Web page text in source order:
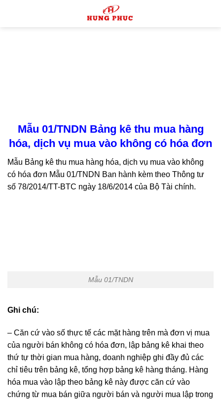
Mẫu 01/TNDN Bảng kê thu mua hàng
hóa, dịch vụ mua vào không có hóa đơn
Mẫu Bảng kê thu mua hàng hóa, dịch vụ mua vào không
có hóa đơn Mẫu 01/TNDN Ban hành kèm theo Thông tư
số 78/2014/TT-BTC ngày 18/6/2014 của Bộ Tài chính.
Mẫu 01/TNDN
Ghi chú:
– Căn cứ vào số thực tế các mặt hàng trên mà đơn vị mua
của người bán không có hóa đơn, lập bảng kê khai theo
thứ tự thời gian mua hàng, doanh nghiệp ghi đầy đủ các
chỉ tiêu trên bảng kê, tổng hợp bảng kê hàng tháng. Hàng
hóa mua vào lập theo bảng kê này được căn cứ vào
chứng từ mua bán giữa người bán và người mua lập trong